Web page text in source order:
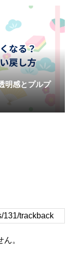
明感とプルプ
。